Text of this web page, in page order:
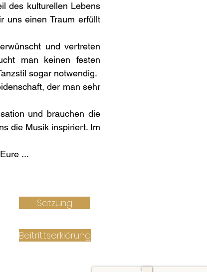
des kulturellen Lebens
uns einen Traum erfüllt
und vertreten
man keinen festen
sogar notwendig.
der man sehr
und brauchen die
die Musik inspiriert. Im
...
Satzung
Beitrittserklärung